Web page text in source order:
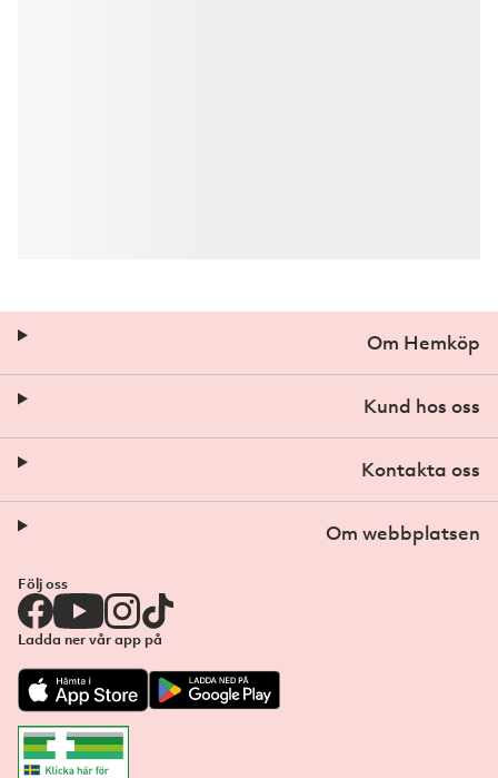
Om Hemköp
Kund hos oss
Kontakta oss
Om webbplatsen
Följ oss
Ladda ner vår app på